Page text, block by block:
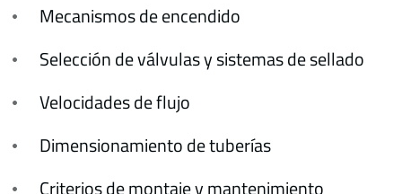
Mecanismos de encendido
Selección de válvulas y sistemas de sellado
Velocidades de flujo
Dimensionamiento de tuberías
Criterios de montaje y mantenimiento